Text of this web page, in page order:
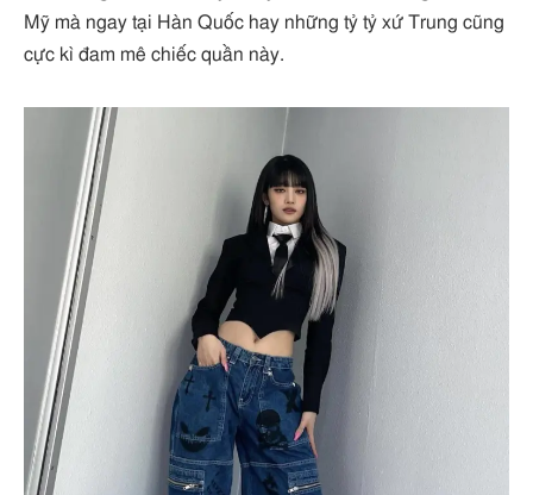
Mỹ mà ngay tại Hàn Quốc hay những tỷ tỷ xứ Trung cũng
cực kì đam mê chiếc quần này.